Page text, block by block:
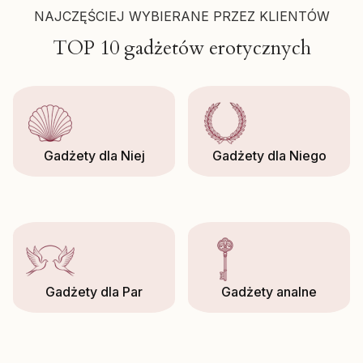
NAJCZĘŚCIEJ WYBIERANE PRZEZ KLIENTÓW
TOP 10 gadżetów erotycznych
Gadżety dla Niej Gadżety dla Niego
Gadżety dla Par Gadżety analne